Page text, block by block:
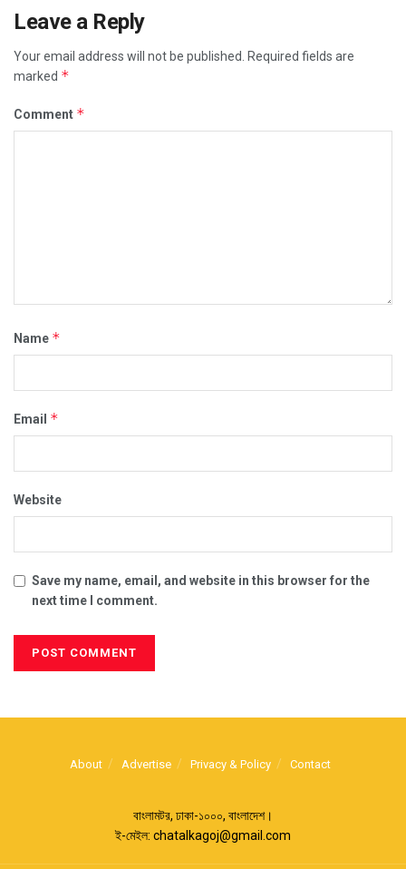
Leave a Reply
Your email address will not be published.
Required fields are
marked *
Comment *
Name *
Email *
Website
Save my name, email, and website in this browser for the
next time I comment.
About Advertise Privacy & Policy Contact
বাংলামটর, ঢাকা-১০০০, বাংলাদেশ।
ই-মেইল: chatalkagoj@gmail.com